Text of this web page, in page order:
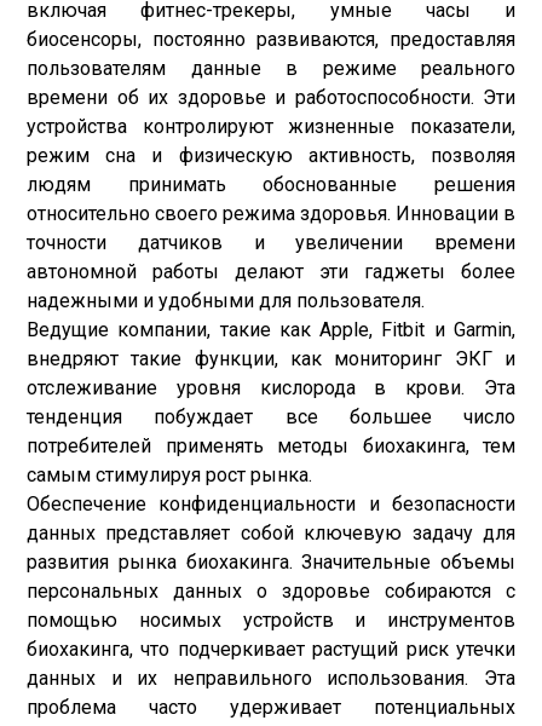
включая фитнес-трекеры, умные часы и
биосенсоры, постоянно развиваются, предоставляя
пользователям данные в режиме реального
времени об их здоровье и работоспособности. Эти
устройства контролируют жизненные показатели,
режим сна и физическую активность, позволяя
людям принимать обоснованные решения
относительно своего режима здоровья. Инновации в
точности датчиков и увеличении времени
автономной работы делают эти гаджеты более
надежными и удобными для пользователя.
Ведущие компании, такие как Apple, Fitbit и Garmin,
внедряют такие функции, как мониторинг ЭКГ и
отслеживание уровня кислорода в крови. Эта
тенденция побуждает все большее число
потребителей применять методы биохакинга, тем
самым стимулируя рост рынка.
Обеспечение конфиденциальности и безопасности
данных представляет собой ключевую задачу для
развития рынка биохакинга. Значительные объемы
персональных данных о здоровье собираются с
помощью носимых устройств и инструментов
биохакинга, что подчеркивает растущий риск утечки
данных и их неправильного использования. Эта
проблема часто удерживает потенциальных